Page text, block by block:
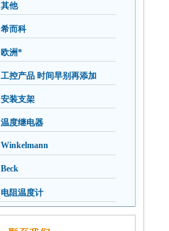
其他
希而科
欧洲*
工控产品 时间早别再添加
安装支架
温度继电器
Winkelmann
Beck
电阻温度计